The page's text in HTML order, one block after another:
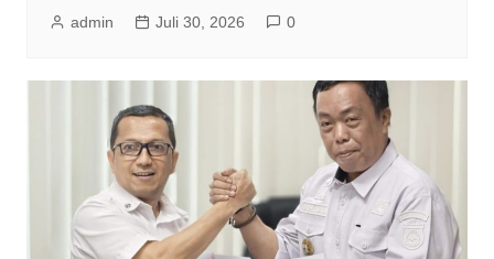
admin Juli 30, 2026 0